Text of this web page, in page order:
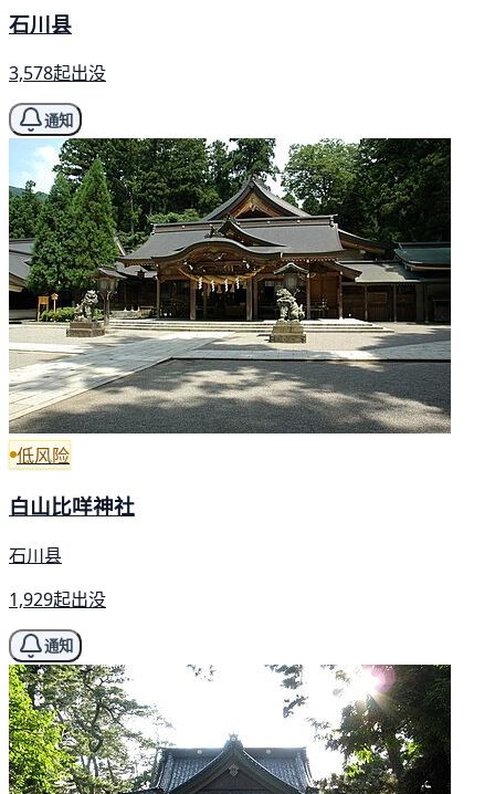
石川县
3,578起出没
通知
低风险
白山比咩神社
石川县
1,929起出没
通知